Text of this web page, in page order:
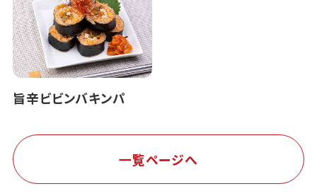
旨辛ビビンバキンパ
一覧ページへ